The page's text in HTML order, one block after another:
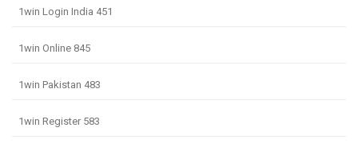
1win Login India 451
1win Online 845
1win Pakistan 483
1win Register 583